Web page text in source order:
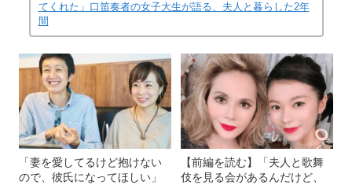
てくれた」口笛奏者の女子大生が語る、夫人と暮らした2年
間
「妻を愛してるけど抱けない
ので、彼氏になってほしい」
【前編を読む】「夫人と歌舞
伎を見る会があるんだけど、